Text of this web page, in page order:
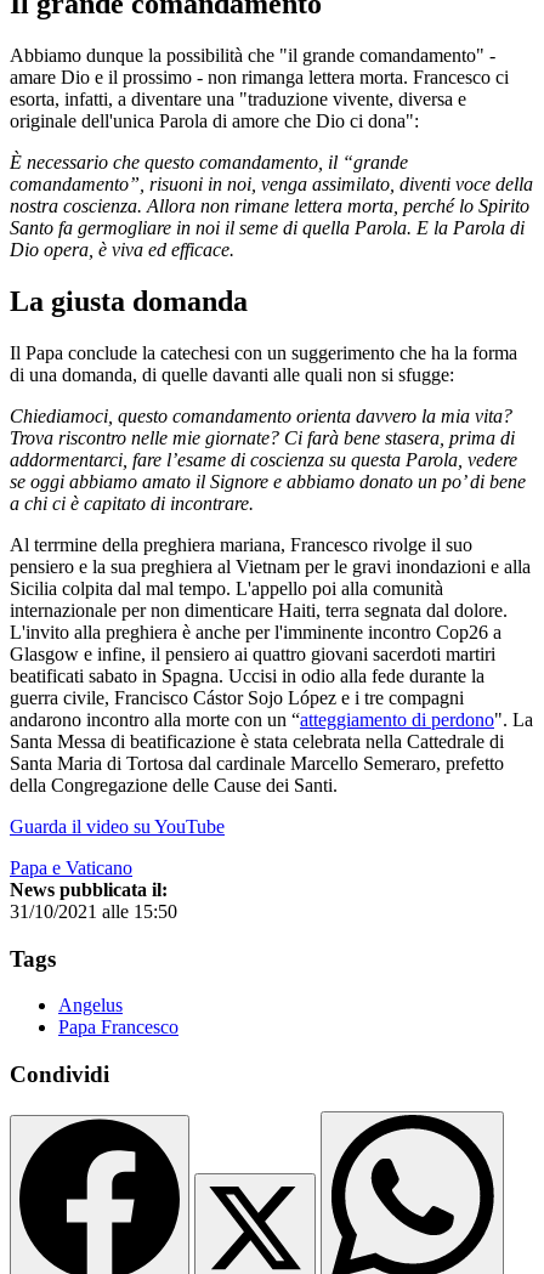
Abbiamo dunque la possibilità che "il grande comandamento" -
amare Dio e il prossimo - non rimanga lettera morta. Francesco ci
esorta, infatti, a diventare una "traduzione vivente, diversa e
originale dell'unica Parola di amore che Dio ci dona":
È necessario che questo comandamento, il “grande
comandamento”, risuoni in noi, venga assimilato, diventi voce della
nostra coscienza. Allora non rimane lettera morta, perché lo Spirito
Santo fa germogliare in noi il seme di quella Parola. E la Parola di
Dio opera, è viva ed efficace.
La giusta domanda
Il Papa conclude la catechesi con un suggerimento che ha la forma
di una domanda, di quelle davanti alle quali non si sfugge:
Chiediamoci, questo comandamento orienta davvero la mia vita?
Trova riscontro nelle mie giornate? Ci farà bene stasera, prima di
addormentarci, fare l’esame di coscienza su questa Parola, vedere
se oggi abbiamo amato il Signore e abbiamo donato un po’ di bene
a chi ci è capitato di incontrare.
Al terrmine della preghiera mariana, Francesco rivolge il suo
pensiero e la sua preghiera al Vietnam per le gravi inondazioni e alla
Sicilia colpita dal mal tempo. L'appello poi alla comunità
internazionale per non dimenticare Haiti, terra segnata dal dolore.
L'invito alla preghiera è anche per l'imminente incontro Cop26 a
Glasgow e infine, il pensiero ai quattro giovani sacerdoti martiri
beatificati sabato in Spagna. Uccisi in odio alla fede durante la
guerra civile, Francisco Cástor Sojo López e i tre compagni
andarono incontro alla morte con un “atteggiamento di perdono". La
Santa Messa di beatificazione è stata celebrata nella Cattedrale di
Santa Maria di Tortosa dal cardinale Marcello Semeraro, prefetto
della Congregazione delle Cause dei Santi.
Guarda il video su YouTube
Papa e Vaticano
News pubblicata il:
31/10/2021 alle 15:50
Tags
Angelus
Papa Francesco
Condividi